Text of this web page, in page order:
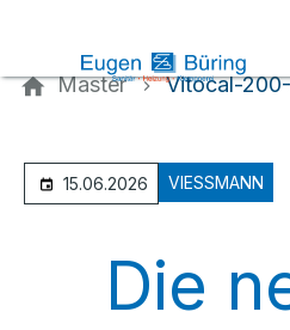
Master Vitocal-
15.06.2026 VIESSMANN
Die